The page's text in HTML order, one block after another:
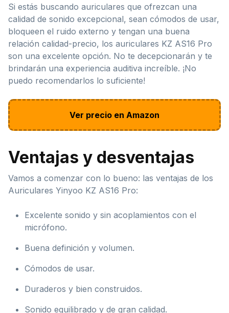
Si estás buscando auriculares que ofrezcan una
calidad de sonido excepcional, sean cómodos de usar,
bloqueen el ruido externo y tengan una buena
relación calidad-precio, los auriculares KZ AS16 Pro
son una excelente opción. No te decepcionarán y te
brindarán una experiencia auditiva increíble. ¡No
puedo recomendarlos lo suficiente!
Ver precio en Amazon
Ventajas y desventajas
Vamos a comenzar con lo bueno: las ventajas de los
Auriculares Yinyoo KZ AS16 Pro:
Excelente sonido y sin acoplamientos con el
micrófono.
Buena definición y volumen.
Cómodos de usar.
Duraderos y bien construidos.
Sonido equilibrado y de gran calidad.